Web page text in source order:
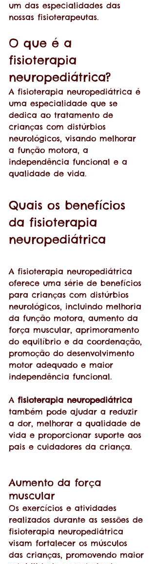
um das especialidades das
nossas fisioterapeutas.
O que é a
fisioterapia
neuropediátrica?
A fisioterapia neuropediátrica é
uma especialidade que se
dedica ao tratamento de
crianças com distúrbios
neurológicos, visando melhorar
a função motora, a
independência funcional e a
qualidade de vida.
Quais os benefícios
da fisioterapia
neuropediátrica
A fisioterapia neuropediátrica
oferece uma série de benefícios
para crianças com distúrbios
neurológicos, incluindo melhoria
da função motora, aumento da
força muscular, aprimoramento
do equilíbrio e da coordenação,
promoção do desenvolvimento
motor adequado e maior
independência funcional.
A fisioterapia neuropediátrica
também pode ajudar a reduzir
a dor, melhorar a qualidade de
vida e proporcionar suporte aos
pais e cuidadores da criança.
Aumento da força
muscular
Os exercícios e atividades
realizados durante as sessões de
fisioterapia neuropediátrica
visam fortalecer os músculos
das crianças, promovendo maior